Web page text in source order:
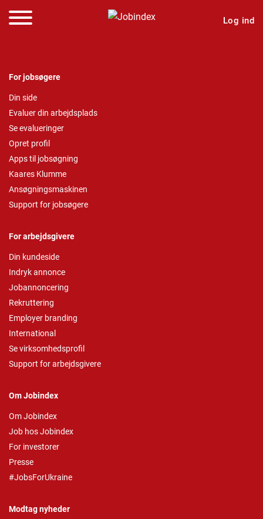
Log ind
For jobsøgere
Din side
Evaluer din arbejdsplads
Se evalueringer
Opret profil
Apps til jobsøgning
Kaares Klumme
Ansøgningsmaskinen
Support for jobsøgere
For arbejdsgivere
Din kundeside
Indryk annonce
Jobannoncering
Rekruttering
Employer branding
International
Se virksomhedsprofil
Support for arbejdsgivere
Om Jobindex
Om Jobindex
Job hos Jobindex
For investorer
Presse
#JobsForUkraine
Modtag nyheder